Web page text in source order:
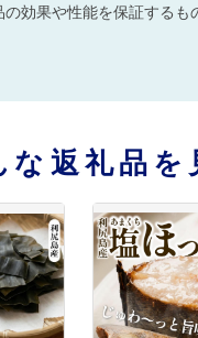
効果や性能を保証するも
返礼品を